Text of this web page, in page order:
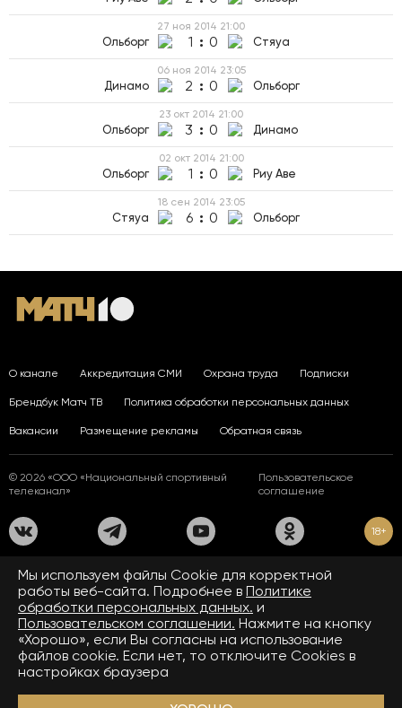
27 ноя 2014 21:00
Ольборг 1 : 0 Стяуа
06 ноя 2014 23:05
Динамо 2 : 0 Ольборг
23 окт 2014 21:00
Ольборг 3 : 0 Динамо
02 окт 2014 21:00
Ольборг 1 : 0 Риу Аве
18 сен 2014 23:05
Стяуа 6 : 0 Ольборг
О канале Аккредитация СМИ Охрана труда Подписки
Брендбук Матч ТВ Политика обработки персональных данных
Вакансии Размещение рекламы Обратная связь
© 2026 «ООО «Национальный спортивный
телеканал»
Пользовательское
соглашение
18+
На сайте применяются рекомендательные технологии. Подробнее
Правилах применения рекомендательных технологий.
Средство массовой информации сетевое издание «www.matchtv.ru»
зарегистрировано Федеральной службой по надзору в сфере связи,
информационных технологий и массовых коммуникаций (Роскомнадзор).
Свидетельство о регистрации средства массовой информации ЭЛ № ФС 77 - 72390
от 28.02.2018. Название — www.matchtv.ru.
Учредитель (соучредители) СМИ сетевого издания «www.matchtv.ru»: ООО
«Национальный спортивный телеканал», главный редактор СМИ сетевого издания
Мы используем файлы Сookie для корректной
работы веб-сайта. Подробнее в Политике
обработки персональных данных. и
Пользовательском соглашении. Нажмите на кнопку
«Хорошо», если Вы согласны на использование
файлов cookie. Если нет, то отключите Cookies в
настройках браузера